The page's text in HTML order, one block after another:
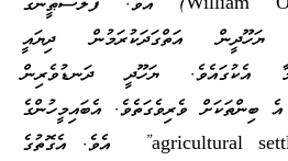
ޔަހޫދީން އަތްގަދަކުރަމުން ދިޔައީ
އެކުގައެވެ. ޔަހޫދީ ދަނޑުވެރިން
ބިންތަކަށް ވެރިވެގަތެވެ. އެބައިމީހުންގެ
ބަހުންނަމަ އެއީ “agricultural settlements” އެވެ. އެގޮތުގެ